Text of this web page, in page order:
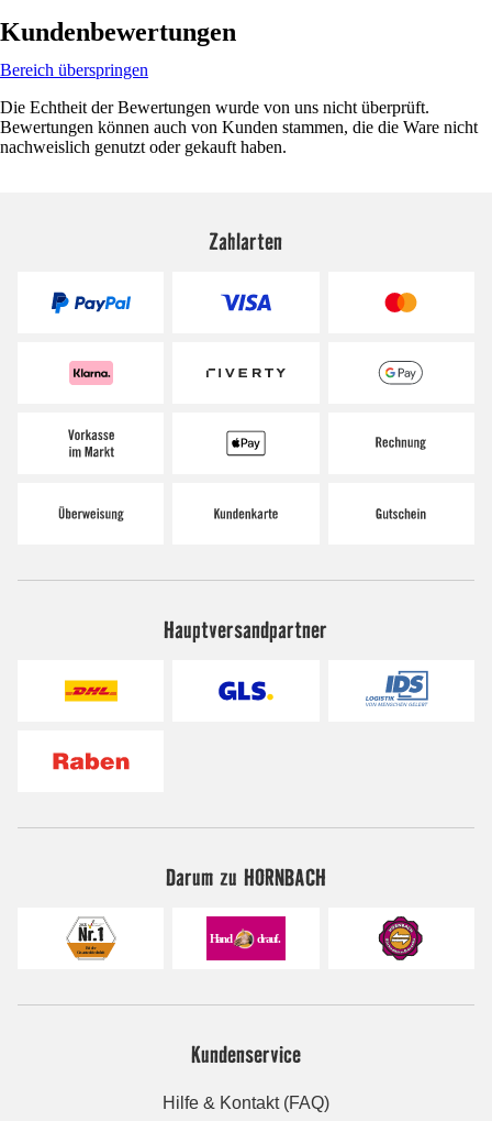
Kundenbewertungen
Bereich überspringen
Die Echtheit der Bewertungen wurde von uns nicht überprüft.
Bewertungen können auch von Kunden stammen, die die Ware nicht
nachweislich genutzt oder gekauft haben.
Zahlarten
Hauptversandpartner
Darum zu HORNBACH
Kundenservice
Hilfe & Kontakt (FAQ)